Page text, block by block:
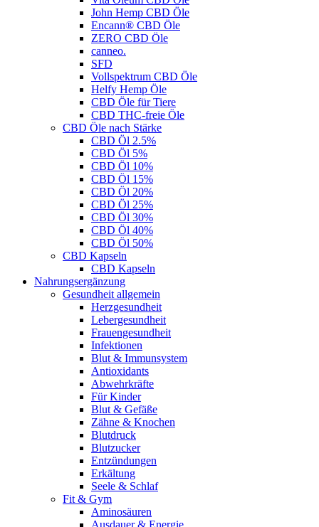
John Hemp CBD Öle
Encann® CBD Öle
ZERO CBD Öle
canneo.
SFD
Vollspektrum CBD Öle
Helfy Hemp Öle
CBD Öle für Tiere
CBD THC-freie Öle
CBD Öle nach Stärke
CBD Öl 2.5%
CBD Öl 5%
CBD Öl 10%
CBD Öl 15%
CBD Öl 20%
CBD Öl 25%
CBD Öl 30%
CBD Öl 40%
CBD Öl 50%
CBD Kapseln
CBD Kapseln
Nahrungsergänzung
Gesundheit allgemein
Herzgesundheit
Lebergesundheit
Frauengesundheit
Infektionen
Blut & Immunsystem
Antioxidants
Abwehrkräfte
Für Kinder
Blut & Gefäße
Zähne & Knochen
Blutdruck
Blutzucker
Entzündungen
Erkältung
Seele & Schlaf
Fit & Gym
Aminosäuren
Ausdauer & Energie